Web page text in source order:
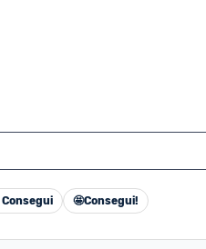
Consegui 🤩Consegui!